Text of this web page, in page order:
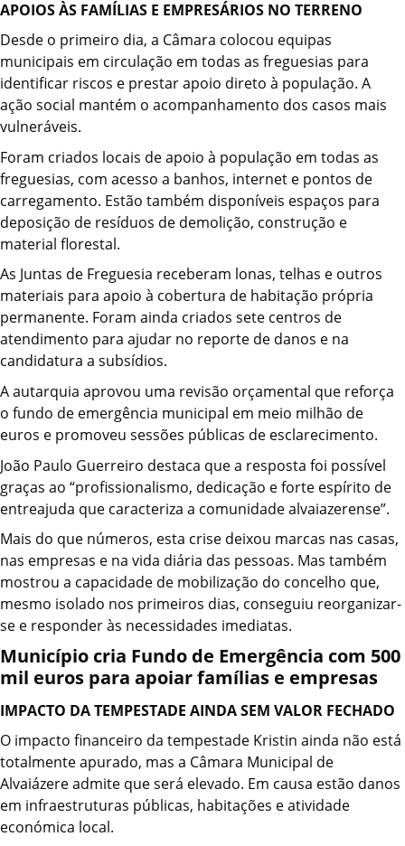
APOIOS ÀS FAMÍLIAS E EMPRESÁRIOS NO TERRENO
Desde o primeiro dia, a Câmara colocou equipas
municipais em circulação em todas as freguesias para
identificar riscos e prestar apoio direto à população. A
ação social mantém o acompanhamento dos casos mais
vulneráveis.
Foram criados locais de apoio à população em todas as
freguesias, com acesso a banhos, internet e pontos de
carregamento. Estão também disponíveis espaços para
deposição de resíduos de demolição, construção e
material florestal.
As Juntas de Freguesia receberam lonas, telhas e outros
materiais para apoio à cobertura de habitação própria
permanente. Foram ainda criados sete centros de
atendimento para ajudar no reporte de danos e na
candidatura a subsídios.
A autarquia aprovou uma revisão orçamental que reforça
o fundo de emergência municipal em meio milhão de
euros e promoveu sessões públicas de esclarecimento.
João Paulo Guerreiro destaca que a resposta foi possível
graças ao “profissionalismo, dedicação e forte espírito de
entreajuda que caracteriza a comunidade alvaiazerense”.
Mais do que números, esta crise deixou marcas nas casas,
nas empresas e na vida diária das pessoas. Mas também
mostrou a capacidade de mobilização do concelho que,
mesmo isolado nos primeiros dias, conseguiu reorganizar-
se e responder às necessidades imediatas.
Município cria Fundo de Emergência com 500
mil euros para apoiar famílias e empresas
IMPACTO DA TEMPESTADE AINDA SEM VALOR FECHADO
O impacto financeiro da tempestade Kristin ainda não está
totalmente apurado, mas a Câmara Municipal de
Alvaiázere admite que será elevado. Em causa estão danos
em infraestruturas públicas, habitações e atividade
económica local.